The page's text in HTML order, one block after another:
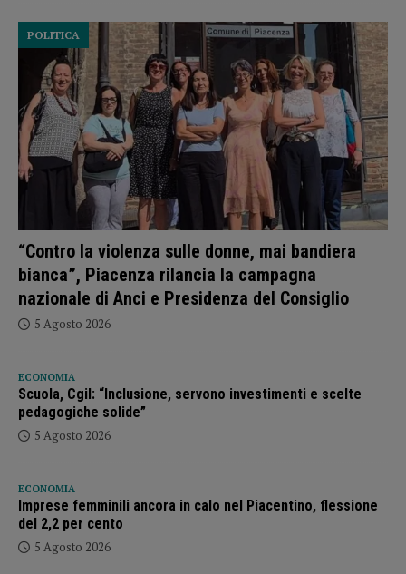
“Contro la violenza sulle donne, mai bandiera
bianca”, Piacenza rilancia la campagna
nazionale di Anci e Presidenza del Consiglio
POLITICA
5 Agosto 2026
ECONOMIA
Scuola, Cgil: “Inclusione, servono investimenti e scelte
pedagogiche solide”
5 Agosto 2026
ECONOMIA
Imprese femminili ancora in calo nel Piacentino, flessione
del 2,2 per cento
5 Agosto 2026